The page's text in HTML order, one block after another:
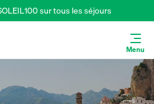
sur tous les séjours
Menu